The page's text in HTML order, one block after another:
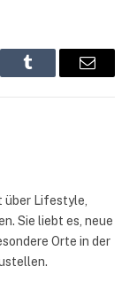
Tumblr Email
über Lifestyle,
Sie liebt es, neue
Orte in der